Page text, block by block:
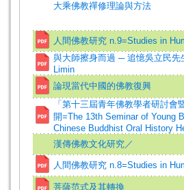
大乘佛教禪修理論與方法
人間佛教研究 n.9=Studies in
與大師擦身而過 ─ 追憶吳立民
Limin
論現當代中國的佛教復興
「第十三屆青年佛教學者研討
開=The 13th Seminar of Young
Chinese Buddhist Oral History
漢傳佛教文化研究／
人間佛教研究 n.8=Studies in
菩薩范式及其轉換